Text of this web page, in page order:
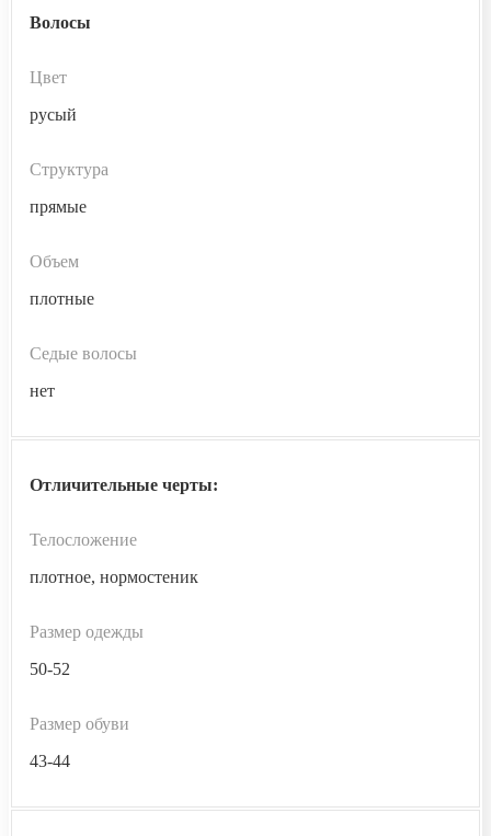
Волосы
Цвет
русый
Структура
прямые
Объем
плотные
Седые волосы
нет
Отличительные черты:
Телосложение
плотное, нормостеник
Размер одежды
50-52
Размер обуви
43-44